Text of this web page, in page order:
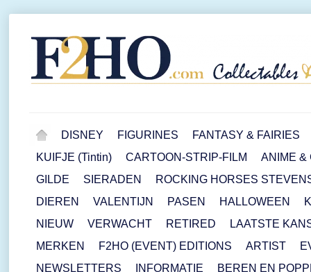
DISNEY FIGURINES
FANTASY & FAIRIES
KUIFJE (Tintin)
CARTOON-STRIP-FILM
ANIME &
GILDE
SIERADEN
ROCKING HORSES
DIEREN
VALENTIJN PASEN HALLOWEEN
NIEUW
VERWACHT RETIRED
LAATSTE
MERKEN
F2HO (EVENT) EDITIONS ARTIST
NEWSLETTERS
INFORMATIE BEREN EN